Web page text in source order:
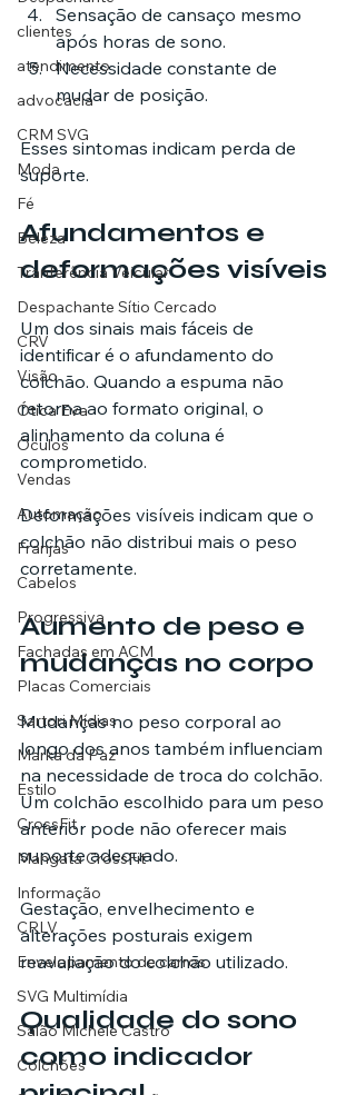
clientes
atendimento
advocacia
CRM SVG
Moda
Fé
Beleza
Tranferência Veicular
Despachante Sítio Cercado
CRV
Visão
Ótica Eva
Óculos
Vendas
Automação
Franjas
Cabelos
Progressiva
Fachadas em ACM
Placas Comerciais
Sartori Mídias
Marka da Paz
Estilo
CrossFit
Mangata CrossFit
Informação
CRLV
Envelopamento de carros
SVG Multimídia
Salão Michele Castro
Colchões
Sensação de cansaço mesmo
após horas de sono.
Necessidade constante de
mudar de posição.
Esses sintomas indicam perda de
suporte.
Afundamentos e
deformações visíveis
Um dos sinais mais fáceis de
identificar é o afundamento do
colchão. Quando a espuma não
retorna ao formato original, o
alinhamento da coluna é
comprometido.
Deformações visíveis indicam que o
colchão não distribui mais o peso
corretamente.
Aumento de peso e
mudanças no corpo
Mudanças no peso corporal ao
longo dos anos também influenciam
na necessidade de troca do colchão.
Um colchão escolhido para um peso
anterior pode não oferecer mais
suporte adequado.
Gestação, envelhecimento e
alterações posturais exigem
reavaliação do colchão utilizado.
Qualidade do sono
como indicador